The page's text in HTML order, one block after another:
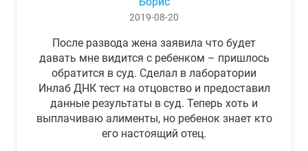
2019-08-20
После развода жена заявила что будет
давать мне видится с ребенком – пришлось
обратится в суд. Сделал в лаборатории
Инлаб ДНК тест на отцовство и предоставил
данные результаты в суд. Теперь хоть и
выплачиваю алименты, но ребенок знает кто
его настоящий отец.